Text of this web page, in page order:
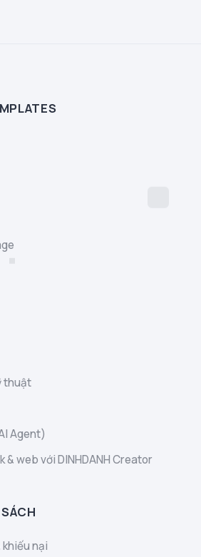
thuật
Agent)
web với DINHDANH Creator
nại